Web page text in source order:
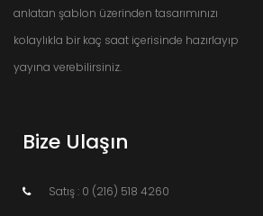
anlatan şablon üzerinden tasarımınızı
kolaylıkla bir kaç saat içerisinde hazırlayıp
yayına verebilirsiniz.
Bize Ulaşın
Satış : 0 (216) 518 4260